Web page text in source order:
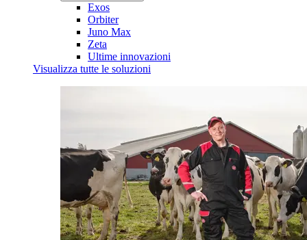
Exos
Orbiter
Juno Max
Zeta
Ultime innovazioni
Visualizza tutte le soluzioni